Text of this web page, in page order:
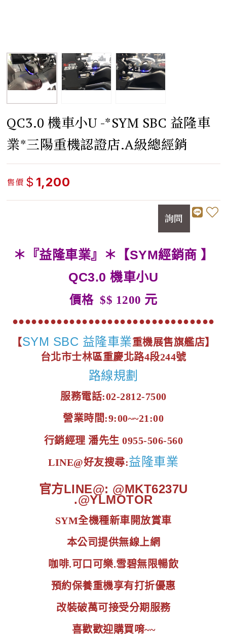
QC3.0 機車小U -*SYM SBC 益隆車
業*三陽重機認證店.A級總經銷
售價 $ 1,200
詢問
＊『益隆車業』＊【SYM經銷商 】
QC3.0 機車小U
價格 $$ 1200 元
●●●●●●●●●●●●●●●●●●●●●●●●●●●●●●●●
【SYM SBC 益隆車業重機展售旗艦店】
台北市士林區重慶北路4段244號
路線規劃
服務電話:02-2812-7500
營業時間:9:00~~21:00
行銷經理 潘先生 0955-506-560
LINE@好友搜尋:益隆車業
官方LINE@: @MKT6237U
.@YLMOTOR
SYM全機種新車開放賞車
本公司提供無線上網
咖啡.可口可樂.雪碧無限暢飲
預約保養重機享有打折優惠
改裝破萬可接受分期服務
喜歡歡迎購買唷~~